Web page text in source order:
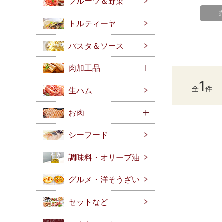
トルティーヤ
パスタ＆ソース
肉加工品
生ハム
お肉
シーフード
調味料・オリーブ油
グルメ・洋そうざい
セットなど
全1件